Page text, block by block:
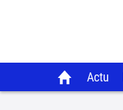
Actu